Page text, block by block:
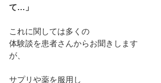
て…」
これに関しては多くの
体験談を患者さんからお聞きします
が、
サプリや薬を服用し